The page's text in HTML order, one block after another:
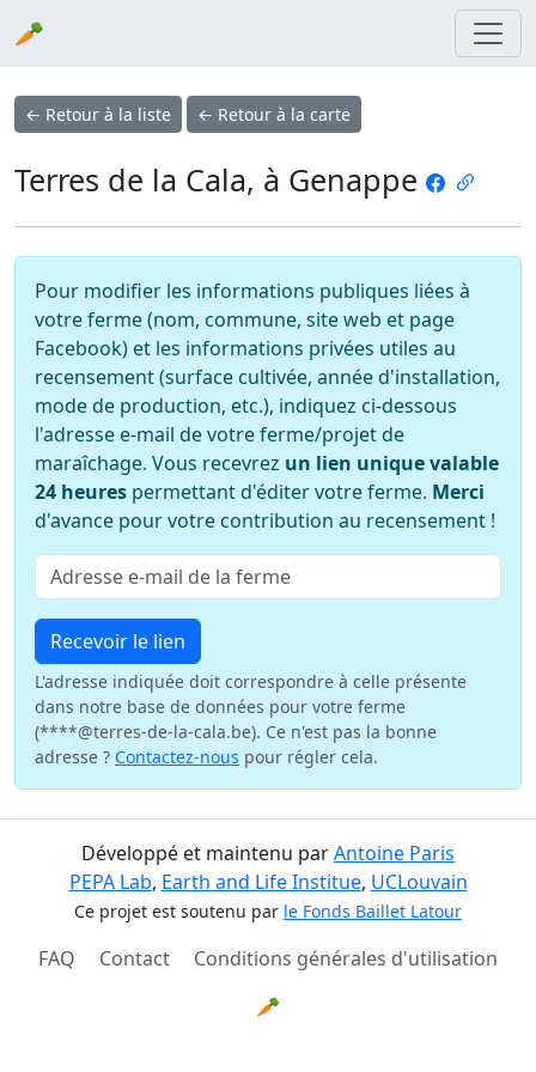
🥕
← Retour à la liste ← Retour à la carte
Terres de la Cala, à Genappe
Pour modifier les informations publiques liées à
votre ferme (nom, commune, site web et page
Facebook) et les informations privées utiles au
recensement (surface cultivée, année d'installation,
mode de production, etc.), indiquez ci-dessous
l'adresse e-mail de votre ferme/projet de
maraîchage. Vous recevrez un lien unique valable
24 heures permettant d'éditer votre ferme. Merci
d'avance pour votre contribution au recensement !
Recevoir le lien
L'adresse indiquée doit correspondre à celle présente
dans notre base de données pour votre ferme
(****@terres-de-la-cala.be). Ce n'est pas la bonne
adresse ? Contactez-nous pour régler cela.
Développé et maintenu parAntoine Paris
PEPA Lab, Earth and Life Institue, UCLouvain
Ce projet est soutenu par le Fonds Baillet Latour
FAQ Contact
Conditions générales d'utilisation
🥕